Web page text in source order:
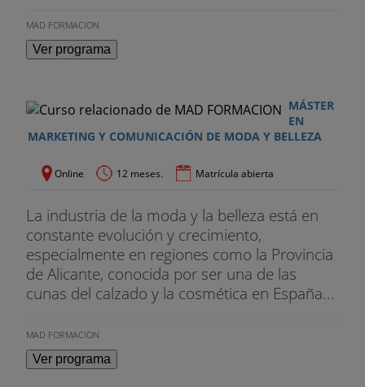
MAD FORMACION
Ver programa
MÁSTER
EN
MARKETING Y COMUNICACIÓN DE MODA Y BELLEZA
Online 12 meses. Matrícula abierta
La industria de la moda y la belleza está en
constante evolución y crecimiento,
especialmente en regiones como la Provincia
de Alicante, conocida por ser una de las
cunas del calzado y la cosmética en España...
MAD FORMACION
Ver programa